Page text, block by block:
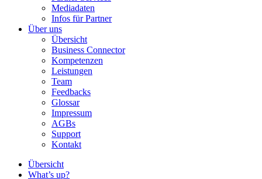
Mediadaten
Infos für Partner
Über uns
Übersicht
Business Connector
Kompetenzen
Leistungen
Team
Feedbacks
Glossar
Impressum
AGBs
Support
Kontakt
Übersicht
What’s up?